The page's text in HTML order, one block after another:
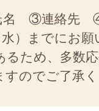
③連絡先 ④
）までにお願
ため、多数
すのでご了承